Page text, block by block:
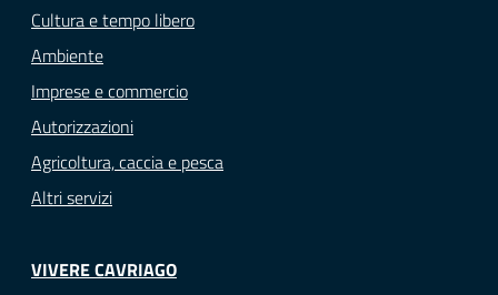
Cultura e tempo libero
Ambiente
Imprese e commercio
Autorizzazioni
Agricoltura, caccia e pesca
Altri servizi
VIVERE CAVRIAGO